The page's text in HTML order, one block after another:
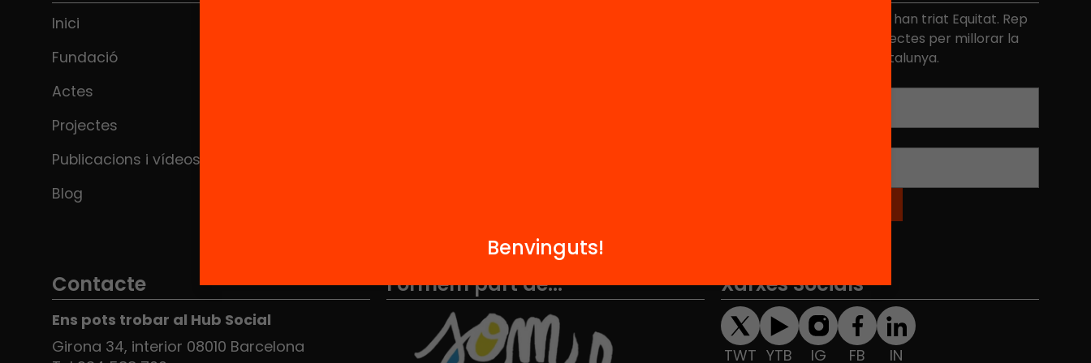
Més de 40.000 persones ja han triat Equitat. Rep
iniciatives, propostes i projectes per millorar la
qualitat de l'educació a Catalunya.
Inici
Fundació
Actes
Projectes
Publicacions i vídeos
Blog
Contacte
Ens pots trobar al Hub Social
Girona 34, interior 08010 Barcelona
Formem part de... Xarxes Socials
TWT YTB IG FB IN
Benvinguts!